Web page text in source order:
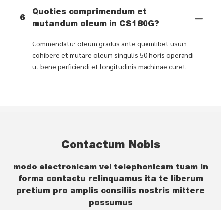
6
Quoties comprimendum et
mutandum oleum in CS180G?
Commendatur oleum gradus ante quemlibet usum
cohibere et mutare oleum singulis 50 horis operandi
ut bene perficiendi et longitudinis machinae curet.
Contactum Nobis
modo electronicam vel telephonicam tuam in
forma contactu relinquamus ita te liberum
pretium pro amplis consiliis nostris mittere
possumus